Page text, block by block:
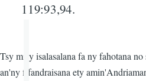
119:93,94.
Tsy misy isalasalana fa ny fahotana
an'ny fifandraisana ety